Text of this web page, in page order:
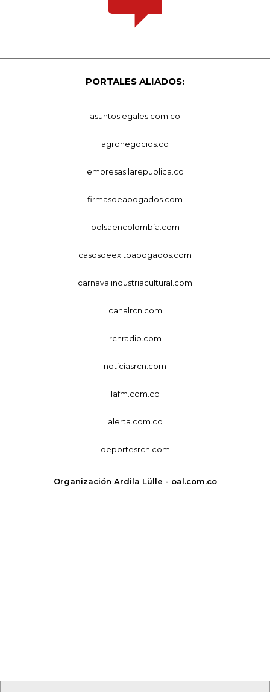
PORTALES ALIADOS:
asuntoslegales.com.co
agronegocios.co
empresas.larepublica.co
firmasdeabogados.com
bolsaencolombia.com
casosdeexitoabogados.com
carnavalindustriacultural.com
canalrcn.com
rcnradio.com
noticiasrcn.com
lafm.com.co
alerta.com.co
deportesrcn.com
Organización Ardila Lülle - oal.com.co